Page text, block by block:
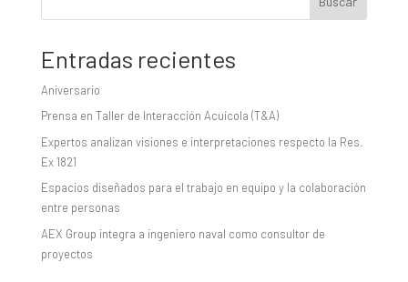
Entradas recientes
Aniversario
Prensa en Taller de Interacción Acuícola (T&A)
Expertos analizan visiones e interpretaciones respecto la Res.
Ex 1821
Espacios diseñados para el trabajo en equipo y la colaboración
entre personas
AEX Group integra a ingeniero naval como consultor de
proyectos